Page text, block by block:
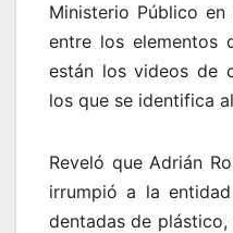
Ministerio Público
entre los elementos
están los videos de
los que se identifica
Reveló que Adrián
irrumpió a la
dentadas de